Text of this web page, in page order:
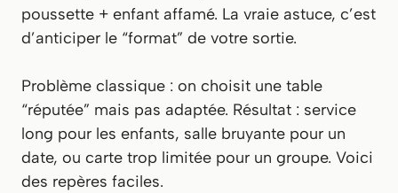
poussette + enfant affamé. La vraie astuce, c’est
d’anticiper le “format” de votre sortie.
Problème classique : on choisit une table
“réputée” mais pas adaptée. Résultat : service
long pour les enfants, salle bruyante pour un
date, ou carte trop limitée pour un groupe. Voici
des repères faciles.